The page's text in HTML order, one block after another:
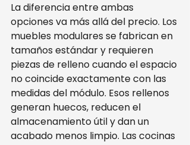
La diferencia entre ambas
opciones va más allá del precio. Los
muebles modulares se fabrican en
tamaños estándar y requieren
piezas de relleno cuando el espacio
no coincide exactamente con las
medidas del módulo. Esos rellenos
generan huecos, reducen el
almacenamiento útil y dan un
acabado menos limpio. Las cocinas